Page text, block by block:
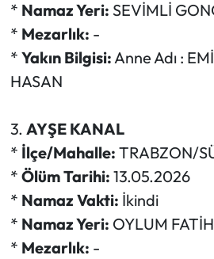
* Namaz Yeri: SEVİMLİ
* Mezarlık: -
* Yakın Bilgisi:Anne Adı :
HASAN
3. AYŞE KANAL
* İlçe/Mahalle: TRABZON/
* Ölüm Tarihi: 13.05.2026
* Namaz Vakti: İkindi
* Namaz Yeri: OYLUM
* Mezarlık: -